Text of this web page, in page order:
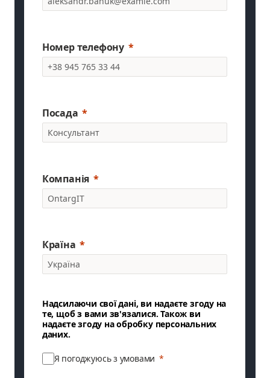
Номер телефону
Посада
Компанія
Країна
Надсилаючи свої дані, ви надаєте згоду на
те, щоб з вами зв'язалися. Також ви
надаєте згоду на обробку персональних
даних.
Я погоджуюсь з умовами